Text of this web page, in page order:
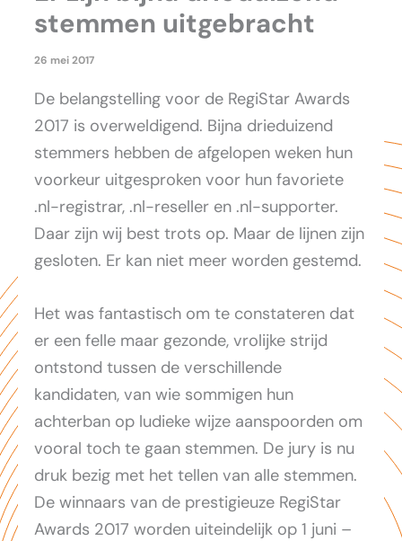
stemmen uitgebracht
26 mei 2017
De belangstelling voor de RegiStar Awards
2017 is overweldigend. Bijna drieduizend
stemmers hebben de afgelopen weken hun
voorkeur uitgesproken voor hun favoriete
.nl-registrar, .nl-reseller en .nl-supporter.
Daar zijn wij best trots op. Maar de lijnen zijn
gesloten. Er kan niet meer worden gestemd.
Het was fantastisch om te constateren dat
er een felle maar gezonde, vrolijke strijd
ontstond tussen de verschillende
kandidaten, van wie sommigen hun
achterban op ludieke wijze aanspoorden om
vooral toch te gaan stemmen. De jury is nu
druk bezig met het tellen van alle stemmen.
De winnaars van de prestigieuze RegiStar
Awards 2017 worden uiteindelijk op 1 juni –